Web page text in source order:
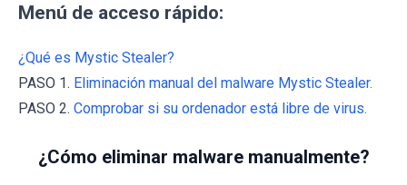
Menú de acceso rápido:
¿Qué es Mystic Stealer?
PASO 1. Eliminación manual del malware Mystic Stealer.
PASO 2. Comprobar si su ordenador está libre de virus.
¿Cómo eliminar malware manualmente?